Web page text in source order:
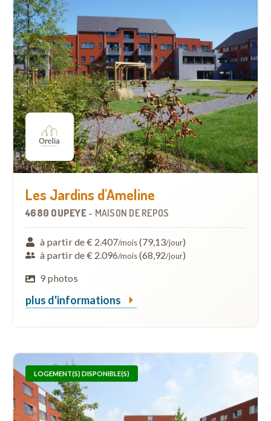
Les Jardins d'Ameline
4680 OUPEYE - MAISON DE REPOS
à partir de € 2.407/mois(79,13/jour)
à partir de € 2.096/mois(68,92/jour)
9 photos
plus d'informations
LOGEMENT(S) DISPONIBLE(S)